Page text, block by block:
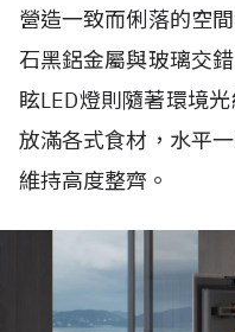
營造一致而俐落的空
石黑鋁金屬與玻璃交
眩LED燈則隨著環境
放滿各式食材，水平
維持高度整齊。